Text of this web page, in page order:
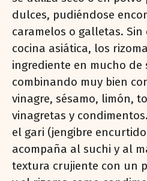
dulces, pudiéndose
caramelos o galletas. Sin
cocina asiática, los
ingrediente en mucho de
combinando muy bien
vinagre, sésamo, limón,
vinagretas y
el gari (jengibre
acompaña al suchi y al
textura crujiente con un